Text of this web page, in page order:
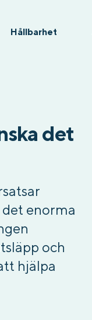
Hållbarhet
det
enorma
och
hjälpa